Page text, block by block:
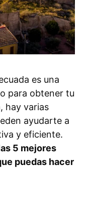
es una
para obtener tu
hay varias
ayudarte a
y eficiente.
5 mejores
puedas hacer